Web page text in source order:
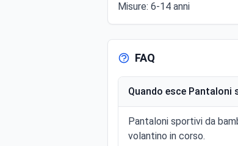
Misure: 6-14 anni
FAQ
Quando esce Pantaloni
Pantaloni sportivi da
volantino in corso.